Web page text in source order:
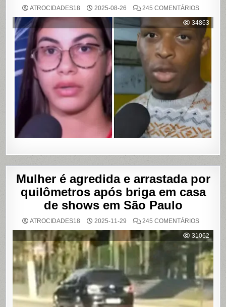
ATROCIDADES18 2025-08-26 245 COMENTÁRIOSEM
ACUSA
DE
UBER
DE
EM
DE
VÍDEOS
ÍNTIMOS
EM
BAHIA
34863
Mulher é agredida e arrastada por
quilômetros após briga em casa
de shows em São Paulo
ATROCIDADES18 2025-11-29 245 COMENTÁRIOSEM
É
E
POR
APÓS
BRIGA
EM
CASA
SHOWS
31062